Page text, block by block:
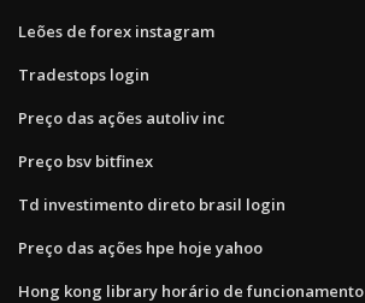
Leões de forex instagram
Tradestops login
Preço das ações autoliv inc
Preço bsv bitfinex
Td investimento direto brasil login
Preço das ações hpe hoje yahoo
Hong kong library horário de funcionamento